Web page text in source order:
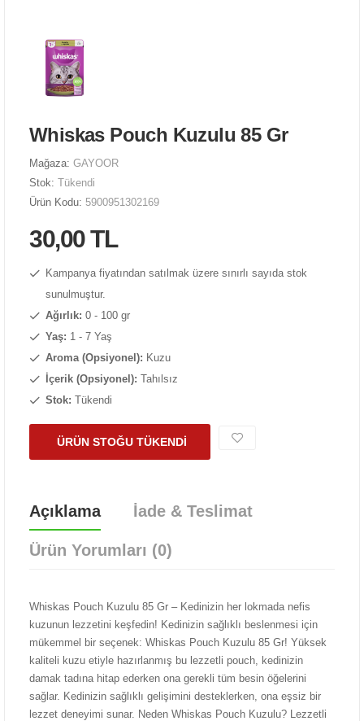
Whiskas Pouch Kuzulu 85 Gr
Mağaza: GAYOOR
Stok: Tükendi
Ürün Kodu: 5900951302169
30,00 TL
Kampanya fiyatından satılmak üzere sınırlı sayıda stok
sunulmuştur.
Ağırlık: 0 - 100 gr
Yaş: 1 - 7 Yaş
Aroma (Opsiyonel): Kuzu
İçerik (Opsiyonel): Tahılsız
Stok: Tükendi
ÜRÜN STOĞU TÜKENDİ
Açıklama İade & Teslimat
Ürün Yorumları (0)
Whiskas Pouch Kuzulu 85 Gr – Kedinizin her lokmada nefis
kuzunun lezzetini keşfedin! Kedinizin sağlıklı beslenmesi için
mükemmel bir seçenek: Whiskas Pouch Kuzulu 85 Gr! Yüksek
kaliteli kuzu etiyle hazırlanmış bu lezzetli pouch, kedinizin
damak tadına hitap ederken ona gerekli tüm besin öğelerini
sağlar. Kedinizin sağlıklı gelişimini desteklerken, ona eşsiz bir
lezzet deneyimi sunar. Neden Whiskas Pouch Kuzulu? Lezzetli